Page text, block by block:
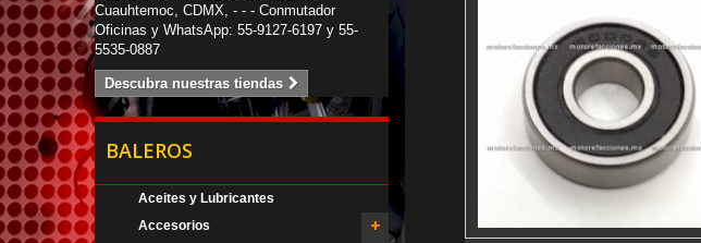
Cuauhtemoc, CDMX, - - - Conmutador
Oficinas y WhatsApp: 55-9127-6197 y 55-
5535-0887
Descubra nuestras tiendas
BALEROS
Aceites y Lubricantes
Accesorios